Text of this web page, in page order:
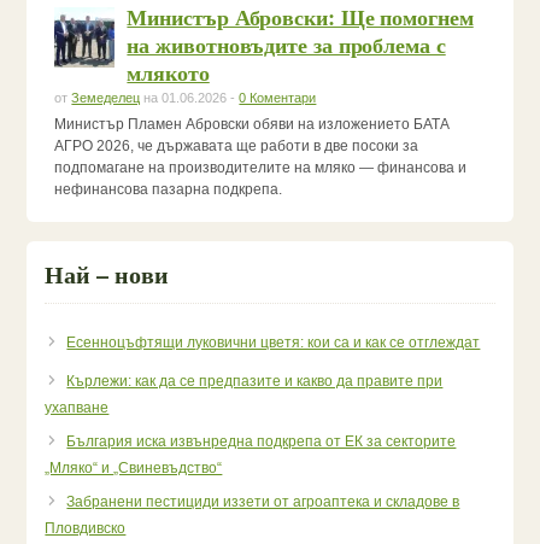
Министър Абровски: Ще помогнем
на животновъдите за проблема с
млякото
отЗемеделец на 01.06.2026 -0 Коментари
Министър Пламен Абровски обяви на изложението БАТА
АГРО 2026, че държавата ще работи в две посоки за
подпомагане на производителите на мляко — финансова и
нефинансова пазарна подкрепа.
Най – нови
Есенноцъфтящи луковични цветя: кои са и как се отглеждат
Кърлежи: как да се предпазите и какво да правите при
ухапване
България иска извънредна подкрепа от ЕК за секторите
„Мляко“ и „Свиневъдство“
Забранени пестициди иззети от агроаптека и складове в
Пловдивско